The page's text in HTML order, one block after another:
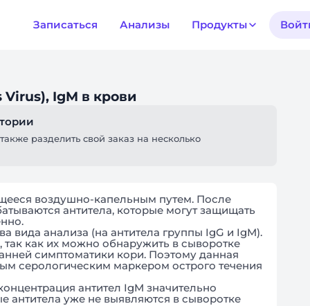
Записаться Анализы Продукты
Virus), IgM в крови
разделить свой заказ на несколько
воздушно-капельным путем. После
антитела, которые могут защищать
вида анализа (на антитела группы IgG и IgM).
как их можно обнаружить в сыворотке
симптоматики кори. Поэтому данная
серологическим маркером острого течения
антител IgM значительно
антитела уже не выявляются в сыворотке